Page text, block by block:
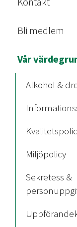
Bli medlem
Vår
Alkohol &
Miljöpolicy
Sekretess &